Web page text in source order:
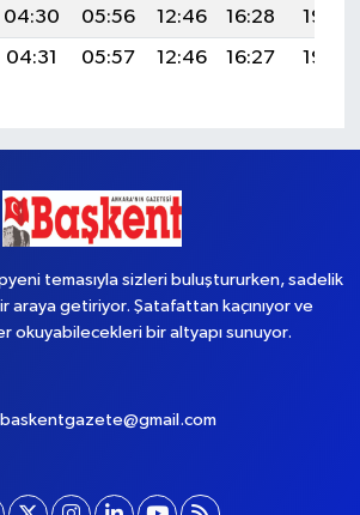
04:30 05:56 12:46 16:28
19:27
04:31 05:57 12:46 16:27 19:25
temasıyla sizleri buluştururken, sadelik
araya getiriyor. Şatafattan kaçınıyor ve
okuyabilecekleri bir altyapı sunuyor.
baskentgazete@gmail.com